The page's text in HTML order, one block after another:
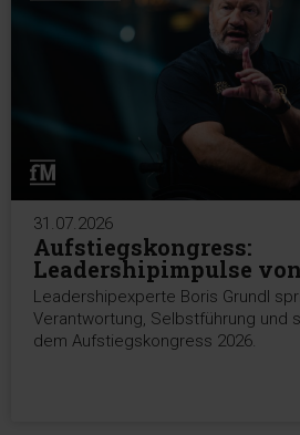
31.07.2026
Aufstiegskongress:
Leadershipimpulse
Leadershipexperte Boris Grundl
Verantwortung, Selbstführung und
dem Aufstiegskongress 2026.